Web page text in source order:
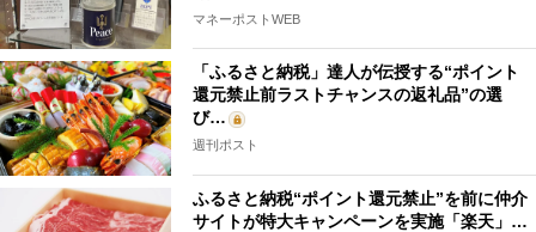
マネーポストWEB
「ふるさと納税」達人が伝授する“ポイント
還元禁止前ラストチャンスの返礼品”の選
び…
週刊ポスト
ふるさと納税“ポイント還元禁止”を前に仲介
サイトが特大キャンペーンを実施「楽天」…